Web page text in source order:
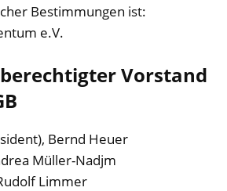
Bestimmungen ist:
e.V.
Vorstand
Bernd Heuer
Müller-Nadjm
Limmer